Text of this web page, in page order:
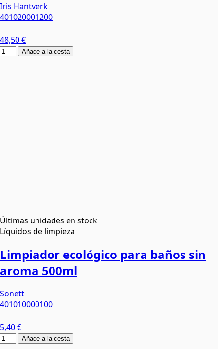
Iris Hantverk
401020001200
48,50 €
Añade a la cesta
Últimas unidades en stock
Líquidos de limpieza
Limpiador ecológico para baños sin
aroma 500ml
Sonett
401010000100
5,40 €
Añade a la cesta